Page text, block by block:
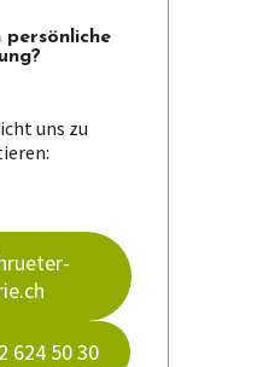
persön­liche
uns zu
624 50 30